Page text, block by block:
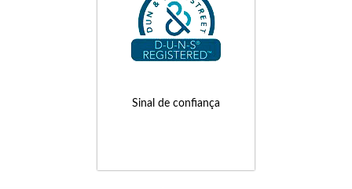
Sinal de confiança